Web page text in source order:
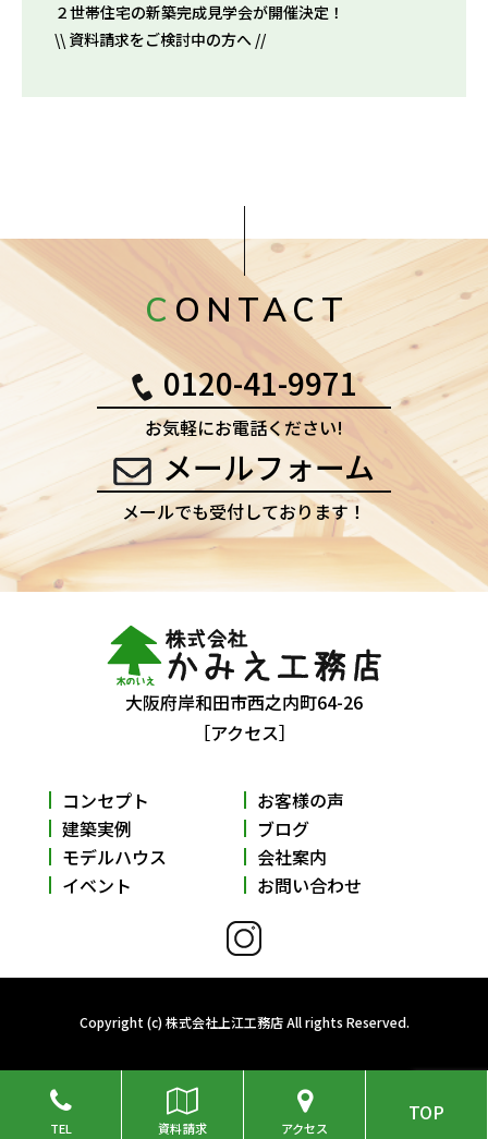
２世帯住宅の新築完成見学会が開催決定！
\\ 資料請求をご検討中の方へ //
CONTACT
0120-41-9971
お気軽にお電話ください!
メールフォーム
メールでも受付しております！
大阪府岸和田市西之内町64-26
［アクセス］
コンセプト
建築実例
モデルハウス
イベント
お客様の声
ブログ
会社案内
お問い合わせ
Copyright (c) 株式会社上江工務店 All rights Reserved.
TEL 資料請求 アクセス
TOP